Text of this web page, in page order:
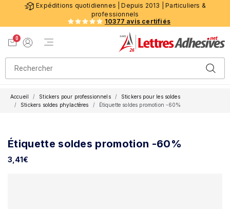
Expéditions quotidiennes | Depuis 2013 | Particuliers &
professionnels
10377 avis certifiés
0
Menu de navigation
Accueil Stickers pour professionnels
Stickers pour les soldes
Stickers soldes phylactères
Étiquette soldes promotion -60%
Étiquette soldes promotion -60%
3,41€